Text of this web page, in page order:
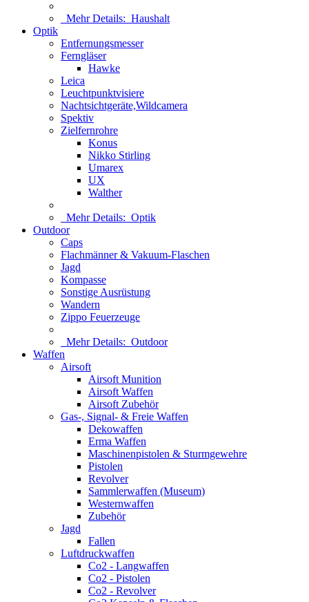
Mehr Details: Haushalt
Optik
Entfernungsmesser
Ferngläser
Hawke
Leica
Leuchtpunktvisiere
Nachtsichtgeräte,Wildcamera
Spektiv
Zielfernrohre
Konus
Nikko Stirling
Umarex
UX
Walther
Mehr Details: Optik
Outdoor
Caps
Flachmänner & Vakuum-Flaschen
Jagd
Kompasse
Sonstige Ausrüstung
Wandern
Zippo Feuerzeuge
Mehr Details: Outdoor
Waffen
Airsoft
Airsoft Munition
Airsoft Waffen
Airsoft Zubehör
Gas-, Signal- & Freie Waffen
Dekowaffen
Erma Waffen
Maschinenpistolen & Sturmgewehre
Pistolen
Revolver
Sammlerwaffen (Museum)
Westernwaffen
Zubehör
Jagd
Fallen
Luftdruckwaffen
Co2 - Langwaffen
Co2 - Pistolen
Co2 - Revolver